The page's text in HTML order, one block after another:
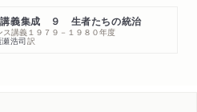
講義集成 ９ 生者たちの統治
講義１９７９－１９８０年度
浩司訳